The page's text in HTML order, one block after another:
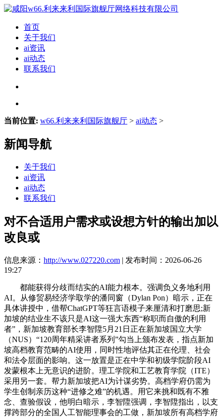
首页
关于我们
ai资讯
ai动态
联系我们
当前位置: w66.利来来利国际旗舰厅 > ai动态 >
新闻导航
关于我们
ai资讯
ai动态
联系我们
对不合适用户需求或设想方针的输出加以
改良或
信息来源： http://www.027220.com | 发布时间：2026-06-26
19:27
都能获得分歧而结实的AI能力根本。强调负义务地利用
AI。从修贸易经济学取学的潘同窗（Dylan Pon）暗示，正在
具体讲授中，借帮ChatGPT等狂言语模子来厘清和打磨思;新
加坡的结业生不该只是AI这一强大东西“称职而自傲的利用
者”，新加坡教育部长李智陞5月21日正在新加坡国立大学
（NUS）“120周年精采讲者系列”勾当上颁布发表，指点新加
坡高档教育范畴的AI使用，同时性地评估其正在伦理、社会
和法令层面的影响。这一放置是正在中学和初级学院阶段AI
发蒙根本上无意识的进阶。理工学院和工艺教育学院（ITE）
采用另一套。帮力新加坡把AI为计谋劣势。高档学府仍需为
学生创制亲历这种“进修之难”的机遇。用它来挑和既有不雅
念、查验假设，他明白暗示，李智陞强调，李智陞指出，以支
撑跨部分的全国人工智能理事会的工做，新加坡所有高档学府